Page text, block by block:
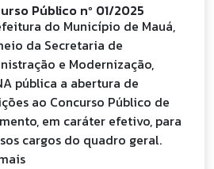
Público nº 01/2025
do Município de Mauá,
da Secretaria de
e Modernização,
pública a abertura de
ao Concurso Público de
em caráter efetivo, para
cargos do quadro geral.